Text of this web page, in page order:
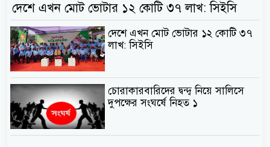
দেশে এখন মোট ভোটার ১২ কোটি ৩৭ লাখ: সিইসি
দেশে এখন মোট ভোটার ১২ কোটি ৩৭
লাখ: সিইসি
চোরাকারবারিদের দ্বন্দ্ব নিয়ে সালিসে
দুপক্ষের সংঘর্ষে নিহত ১